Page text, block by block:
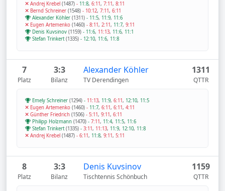
Andrej Krebel (1487) - 11:8, 6:11, 7:11, 8:11
Bernd Schreiner (1548) - 10:12, 7:11, 6:11
Alexander Köhler (1311) - 11:5, 11:9, 11:6
Eugen Artemenko (1460) - 8:11, 2:11, 11:7, 9:11
Denis Kuvsinov (1159) - 11:6, 11:13, 11:6, 11:1
Stefan Trinkert(1335) - 12:10, 11:6, 11:8
7
Platz
3:3
Bilanz
Alexander Köhler
TV Derendingen
1311
QTTR
Emely Schreiner (1294) - 11:13, 11:9, 6:11, 12:10, 11:5
Eugen Artemenko (1460) - 11:7, 6:11, 6:11, 4:11
Günther Friedrich (1506) - 5:11, 9:11, 6:11
Philipp Holzmann (1470) - 7:11, 11:4, 11:5, 11:6
Stefan Trinkert(1335) - 3:11, 11:13, 11:9, 12:10, 11:8
Andrej Krebel (1487) - 6:11, 11:8, 9:11, 5:11
8
Platz
3:3
Bilanz
Denis Kuvsinov
Tischtennis Schönbuch
1159
QTTR